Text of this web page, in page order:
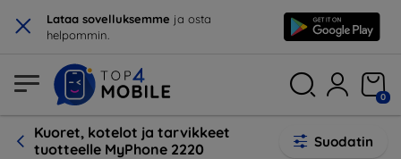
× Lataa sovelluksemme ja osta
helpommin.
0
Kuoret, kotelot ja tarvikkeet
tuotteelle MyPhone 2220
Suodatin